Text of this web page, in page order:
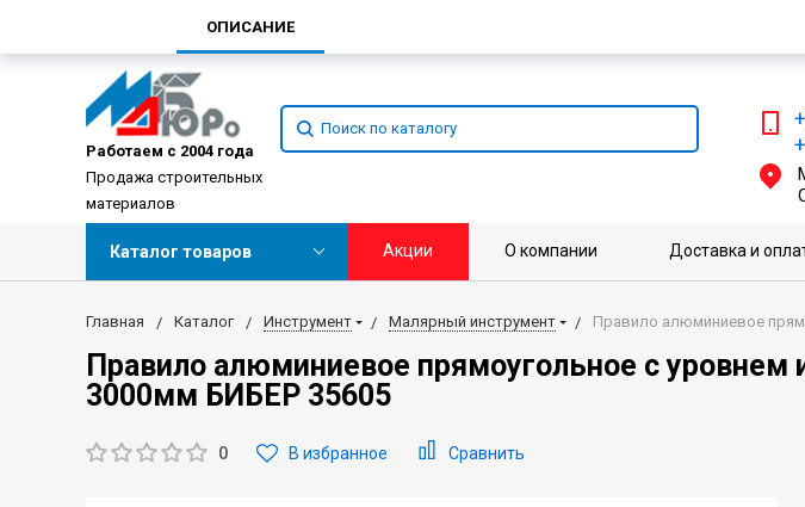
Работаем с 2004 года
Продажа строительных
материалов
Каталог товаров Акции О компании Доставка и
Главная Каталог Инструмент Малярный инструмент Правило алюминиевое
Правило алюминиевое прямоугольное с уровнем
3000мм БИБЕР 35605
0 В избранное Сравнить
ОПИСАНИЕ